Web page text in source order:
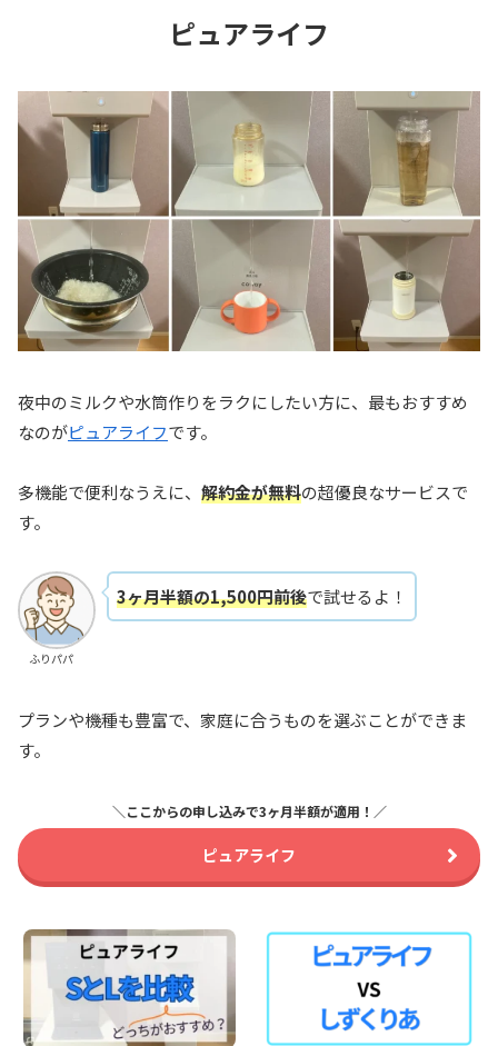
ピュアライフ
夜中のミルクや水筒作りをラクにしたい方に、最もおすすめ
なのがピュアライフです。
多機能で便利なうえに、 解約金が無料の超優良なサービスで
す。
ふりパパ
3ヶ月半額の1,500円前後で試せるよ！
プランや機種も豊富で、家庭に合うものを選ぶことができま
す。
＼ここからの申し込みで3ヶ月半額が適用！／
ピュアライフ